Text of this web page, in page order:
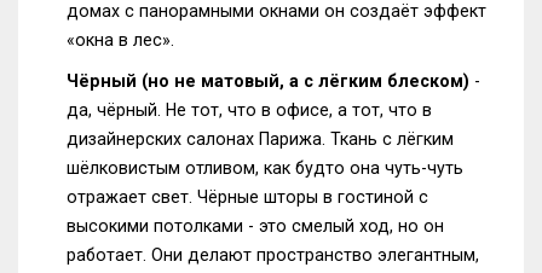
домах с панорамными окнами он создаёт эффект
«окна в лес».
Чёрный (но не матовый, а с лёгким блеском) -
да, чёрный. Не тот, что в офисе, а тот, что в
дизайнерских салонах Парижа. Ткань с лёгким
шёлковистым отливом, как будто она чуть-чуть
отражает свет. Чёрные шторы в гостиной с
высокими потолками - это смелый ход, но он
работает. Они делают пространство элегантным,